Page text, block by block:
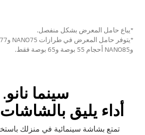
*يباع حامل المعرض بشكل منفصل.
وNANO85 أحجام 55 بوصة و65 بوصة فقط.
سينما نانو.
أداء يليق
تمتع بشاشة سينمائية في منزلك